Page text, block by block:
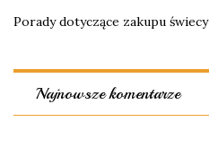
Porady dotyczące zakupu świecy
Najnowsze komentarze